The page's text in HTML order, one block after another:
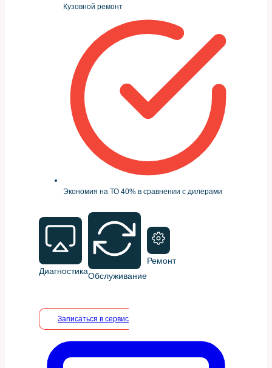
Кузовной ремонт
Экономия на ТО 40% в сравнении с дилерами
ДиагностикаОбслуживание
Ремонт
Записаться в сервис